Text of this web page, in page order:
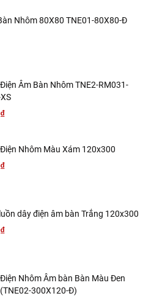
Nhôm 80X80 TNE01-80X80-Đ
Âm Bàn Nhôm TNE2-RM031-
Nhôm Màu Xám 120x300
dây điện âm bàn Trắng 120x300
Nhôm Âm bàn Bàn Màu Đen
300X120-Đ)